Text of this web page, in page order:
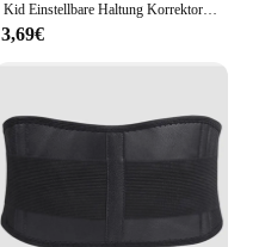
Kid Einstellbare Haltung Korrektor Rückseite Unterstützung Kinder Schulter Gürtel Korrigieren Begradigen Korrektur Schmerzen Relief Schönheit Mädchen Jungen
3,69€